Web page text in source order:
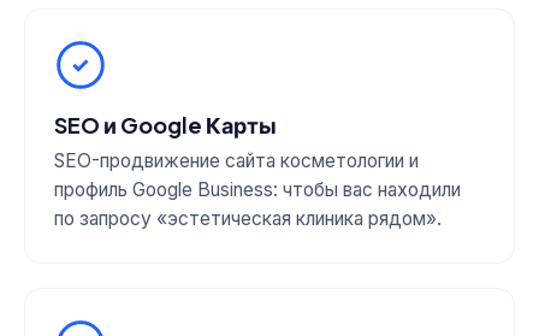
SEO и Google Карты
SEO-продвижение сайта косметологии и
профиль Google Business: чтобы вас находили
по запросу «эстетическая клиника рядом».